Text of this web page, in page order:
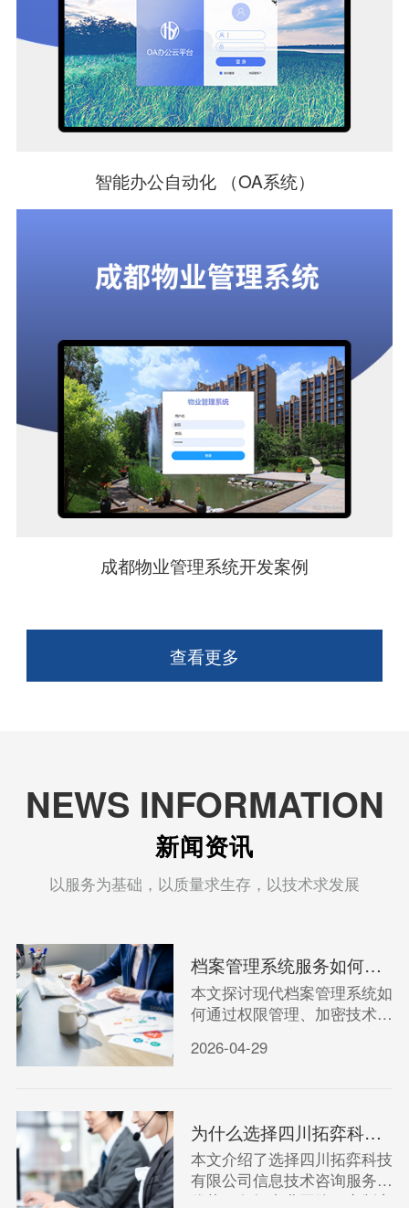
智能办公自动化 （OA系统）
成都物业管理系统开发案例
查看更多
NEWS INFORMATION
新闻资讯
以服务为基础，以质量求生存，以技术求发展
档案管理系统服务如何确保数据安全与便捷访问？
本文探讨现代档案管理系统如
何通过权限管理、加密技术等
手段保障数据安全，同时实现
快速检索与共享，平衡安全与
2026-04-29
为什么选择四川拓弈科技有限公司的信息技术咨询服务？
本文介绍了选择四川拓弈科技
有限公司信息技术咨询服务的
优势，包括专业团队、定制方